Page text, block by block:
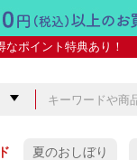
なポイント特典あり！
夏のおしぼり